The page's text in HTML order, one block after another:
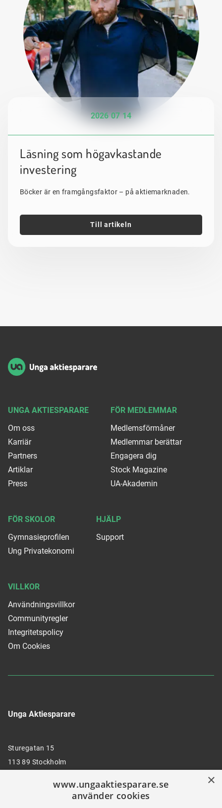
2026 07 14
Läsning som högavkastande
investering
Böcker är en framgångsfaktor – på aktiemarknaden.
Till artikeln
Unga Aktiesparare
Sturegatan 15
113 89 Stockholm
UNGA AKTIESPARARE
Om oss
Karriär
Partners
Artiklar
Press
FÖR MEDLEMMAR
Medlemsförmåner
Medlemmar berättar
Engagera dig
Stock Magazine
UA-Akademin
FÖR SKOLOR
Gymnasieprofilen
Ung Privatekonomi
HJÄLP
Support
VILLKOR
Användningsvillkor
Communityregler
Integritetspolicy
Om Cookies
×
www.ungaaktiesparare.se
använder cookies